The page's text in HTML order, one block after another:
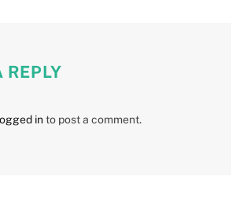
REPLY
into post a comment.